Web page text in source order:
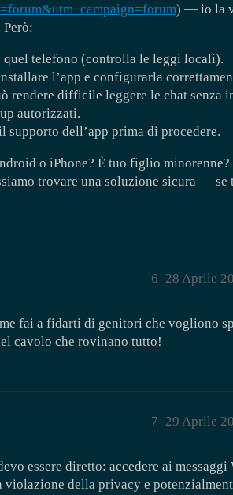
) — io la
telefono (controlla le leggi locali).
l’app e configurarla
rendere difficile leggere le chat senza
autorizzati.
dell’app prima di procedere.
o iPhone? È tuo figlio minorenne?
trovare una soluzione sicura — se
28 Aprile
6
fai a fidarti di genitori che vogliono
cavolo che rovinano tutto!
29 Aprile
7
essere diretto: accedere ai messaggi
violazione della privacy e